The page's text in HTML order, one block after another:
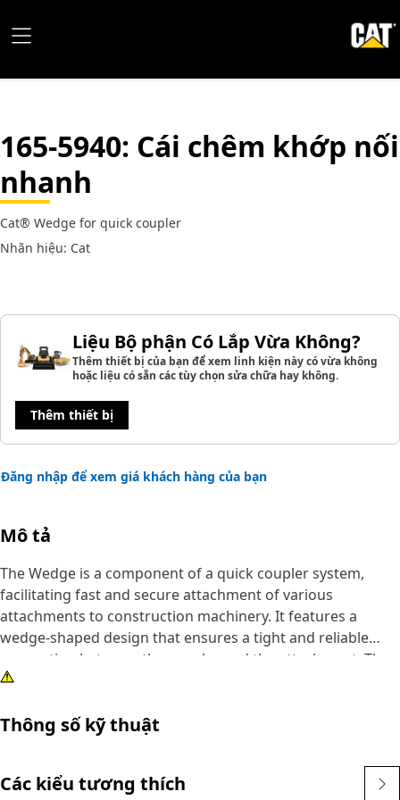
165-5940: Cái chêm khớp nối
nhanh
Cat® Wedge for quick coupler
Nhãn hiệu: Cat
Liệu Bộ phận Có Lắp Vừa Không?
Thêm thiết bị của bạn để xem linh kiện này có vừa không
hoặc liệu có sẵn các tùy chọn sửa chữa hay không.
Thêm thiết bị
Đăng nhập để xem giá khách hàng của bạn
Mô tả
The Wedge is a component of a quick coupler system,
facilitating fast and secure attachment of various
attachments to construction machinery. It features a
wedge-shaped design that ensures a tight and reliable
connection between the coupler and the attachment. The
wedge allows for quick and efficient tool changes,
design simplifies the attachment process, enhancing
Attributes:
Thông số kỹ thuật
Các kiểu tương thích